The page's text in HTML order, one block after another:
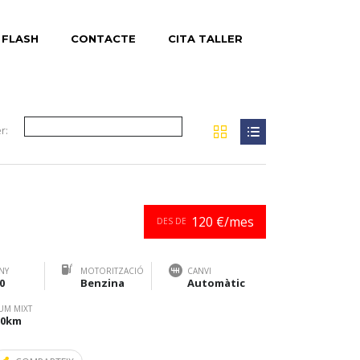
CONTACTE CITA TALLER
DES DE 120 €/mes
MOTORITZACIÓ
Benzina
CANVI
Automàtic
MIXT